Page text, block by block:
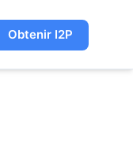
Obtenir I2P